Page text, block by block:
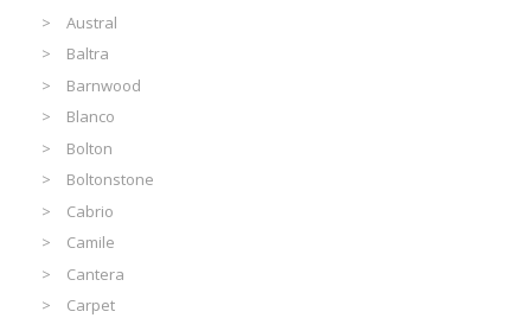
Austral
Baltra
Barnwood
Blanco
Bolton
Boltonstone
Cabrio
Camile
Cantera
Carpet